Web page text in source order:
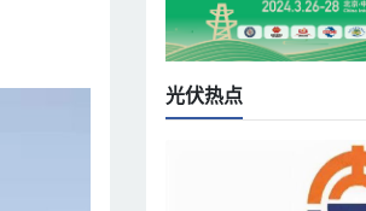
光伏热点